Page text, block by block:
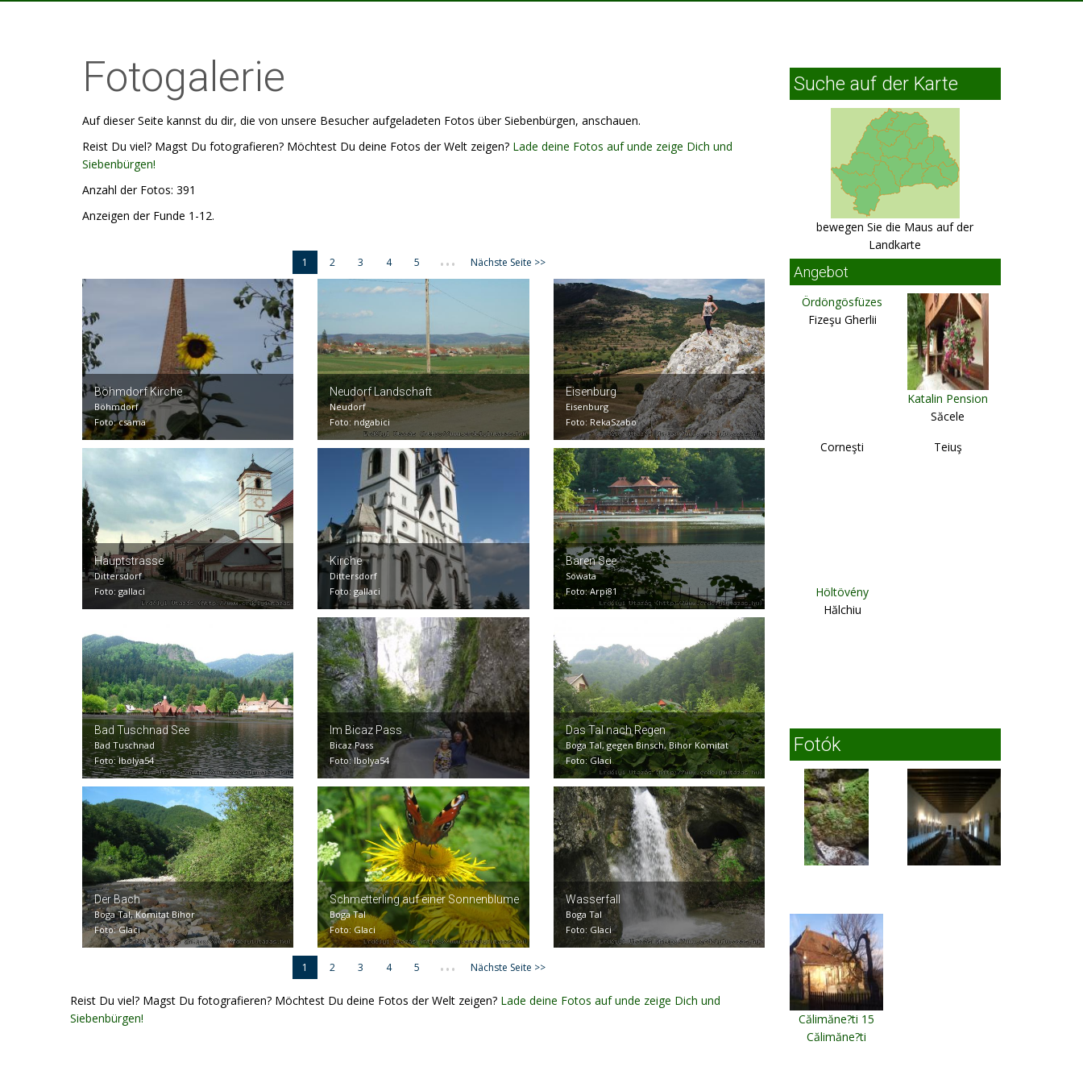
Fotogalerie
Auf dieser Seite kannst du dir, die von unsere Besucher aufgeladeten Fotos über Siebenbürgen, anschauen.
Reist Du viel? Magst Du fotografieren? Möchtest Du deine Fotos der Welt zeigen? Lade deine Fotos auf unde zeige Dich und
Siebenbürgen!
Anzahl der Fotos: 391
Anzeigen der Funde 1-12.
1 2 3 4 5 ... Nächste Seite >>
Böhmdorf Kirche
Böhmdorf
Foto: csama
Neudorf Landschaft
Neudorf
Foto: ndgabici
Eisenburg
Eisenburg
Foto: RekaSzabo
Hauptstrasse
Dittersdorf
Foto: gallaci
Kirche
Dittersdorf
Foto: gallaci
Baren See
Sowata
Foto: Arpi81
Bad Tuschnad See
Bad Tuschnad
Foto: Ibolya54
Im Bicaz Pass
Bicaz Pass
Foto: Ibolya54
Das Tal nach Regen
Boga Tal, gegen Binsch, Bihor Komitat
Foto: Glaci
Der Bach
Boga Tal, Komitat Bihor
Foto: Glaci
Schmetterling auf einer Sonnenblume
Boga Tal
Foto: Glaci
Wasserfall
Boga Tal
Foto: Glaci
1 2 3 4 5 ... Nächste Seite >>
Reist Du viel? Magst Du fotografieren? Möchtest Du deine Fotos der Welt zeigen? Lade deine Fotos auf unde zeige Dich und
Siebenbürgen!
Suche auf der Karte
bewegen Sie die Maus auf der
Landkarte
Angebot
Ördöngösfüzes
Fizeşu Gherlii
Katalin Pension
Săcele
Corneşti
Teiuş
Höltövény
Hălchiu
Fotók
Călimăne?ti 15
Călimăne?ti